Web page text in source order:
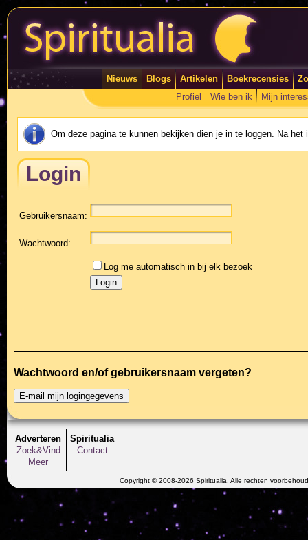
Nieuws Blogs Artikelen Boekrecensies
Profiel
Wie ben ik Mijn
Om deze pagina te kunnen bekijken dien je in te loggen. Na
Login
Gebruikersnaam:
Wachtwoord:
Log me automatisch in bij elk bezoek
Wachtwoord en/of gebruikersnaam vergeten?
Adverteren
Zoek&Vind
Meer
Spiritualia
Contact
Copyright © 2008-2026 Spiritualia. Alle rechten